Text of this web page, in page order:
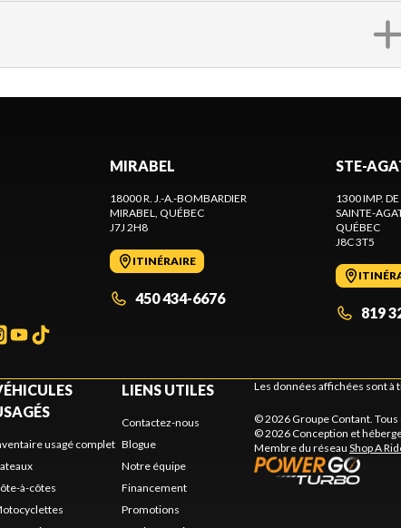
MIRABEL
18000 R. J.-A.-BOMBARDIER
MIRABEL
, QUÉBEC
J7J 2H8
ITINÉRAIRE
450 434-6676
STE-
1300 IMP.
SAINTE-
QUÉBEC
J8C 3T5
819
usagé complet
à-côtes
LIENS UTILES
Contactez-nous
Blogue
Notre équipe
Financement
Promotions
Les données affichées sont
© 2026 Groupe Contant.
© 2026 Conception et
Membre du réseau Shop A